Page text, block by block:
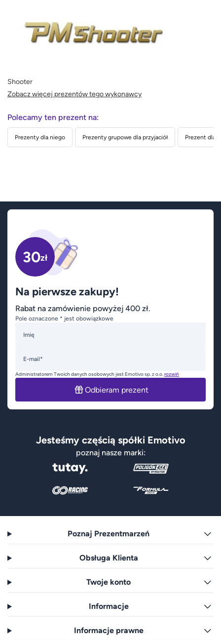
Shooter
Zobacz więcej prezentów tego wykonawcy
Polecamy ten prezent na:
Prezenty dla niego Prezenty grupowe dla przyjaciół Prezent dla
30zł
Na pierwsze zakupy!
Rabat na zamówienie powyżej 400 zł.
Pole oznaczone * jest obowiązkowe
Imię
E-mail*
Administratorem Twoich danych osobowych jest Emotivo sp. z o.o.rozwiń
Odbieram prezent
Jesteśmy częścią spółki Emotivo
poznaj nasze marki:
Poznaj Prezentmarzeń
Obsługa Klienta
Twoje konto
Informacje
Informacje prawne